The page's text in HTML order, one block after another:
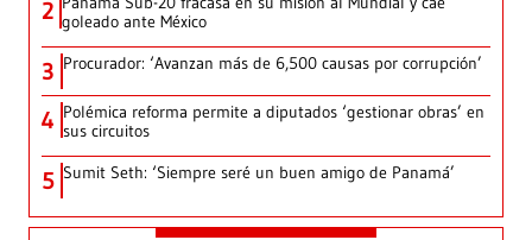
2 goleado ante México
3 Procurador: ‘Avanzan más de 6,500 causas por corrupción’
4 Polémica reforma permite a diputados ‘gestionar obras’ en
sus circuitos
5 Sumit Seth: ‘Siempre seré un buen amigo de Panamá’